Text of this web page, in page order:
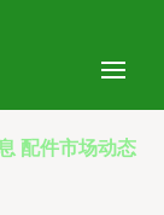
配件市场动态